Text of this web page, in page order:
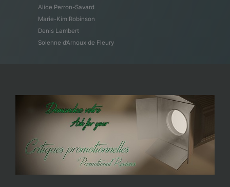
Alice Perron-Savard
Marie-Kim Robinson
Denis Lambert
Solenne d’Arnoux de Fleury